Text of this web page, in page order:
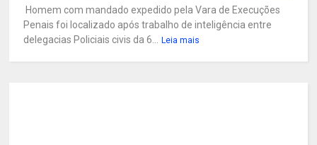
Homem com mandado expedido pela Vara de Execuções
Penais foi localizado após trabalho de inteligência entre
delegacias Policiais civis da 6...
Leia mais